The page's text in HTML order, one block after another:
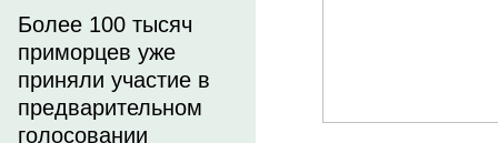
Более 100 тысяч
приморцев уже
приняли участие в
предварительном
голосовании